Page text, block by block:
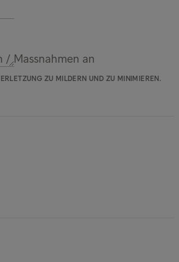
/ Massnahmen an
ZU MILDERN UND ZU MINIMIEREN.